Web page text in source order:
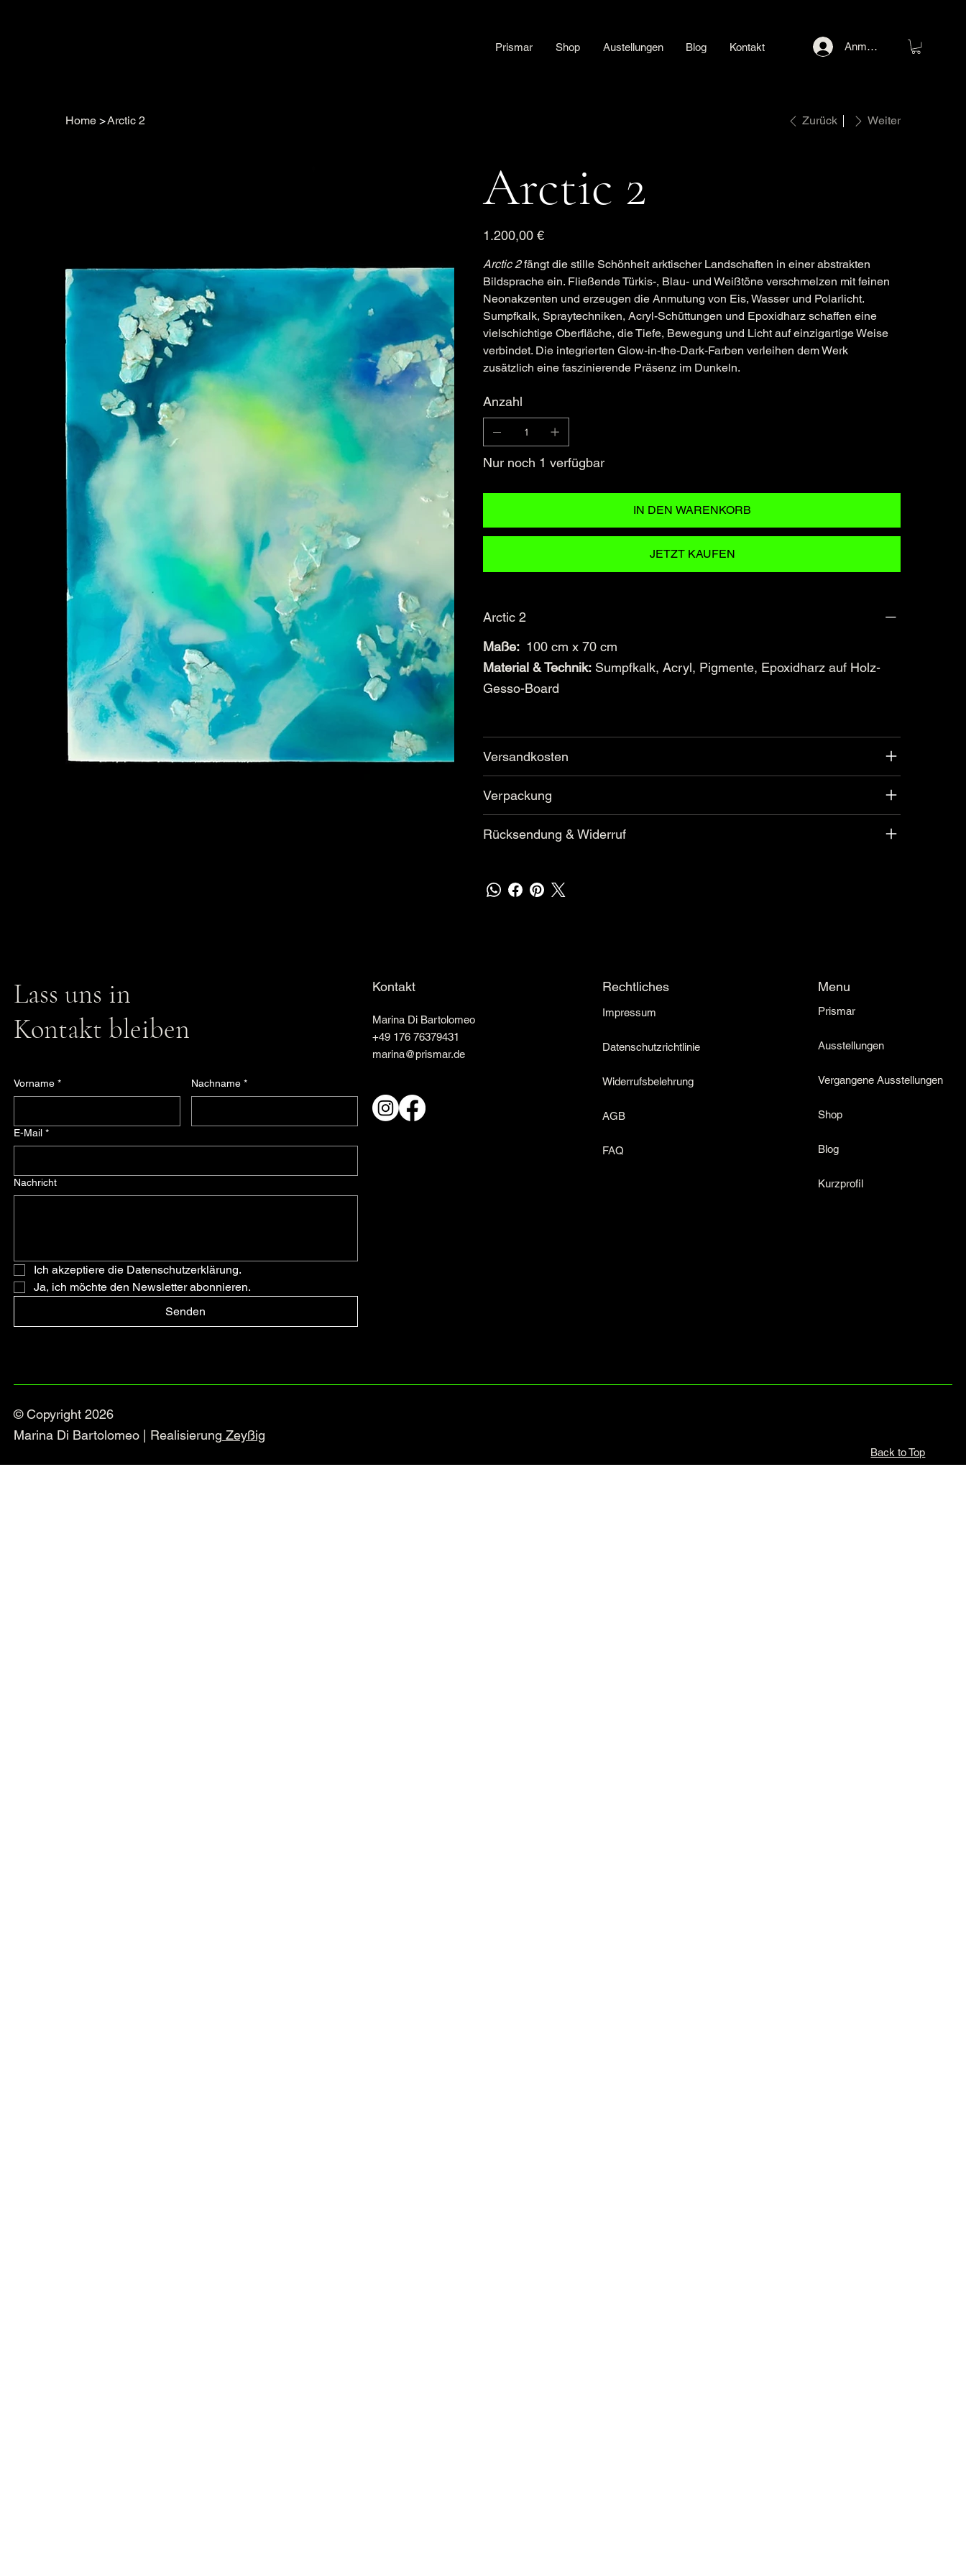
Prismar Shop Austellungen Blog Kontakt Anmelden
Home >Arctic 2 Zurück Weiter
Arctic 2
1.200,00 €
Arctic 2fängt die stille Schönheit arktischer Landschaften in einer abstrakten
Bildsprache ein. Fließende Türkis-, Blau- und Weißtöne verschmelzen mit feinen
Neonakzenten und erzeugen die Anmutung von Eis, Wasser und Polarlicht.
Sumpfkalk, Spraytechniken, Acryl-Schüttungen und Epoxidharz schaffen eine
vielschichtige Oberfläche, die Tiefe, Bewegung und Licht auf einzigartige Weise
verbindet. Die integrierten Glow-in-the-Dark-Farben verleihen dem Werk
zusätzlich eine faszinierende Präsenz im Dunkeln.
Anzahl
Nur noch 1 verfügbar
IN DEN WARENKORB
JETZT KAUFEN
Arctic 2
Maße: 100 cm x 70 cm
Material & Technik: Sumpfkalk, Acryl, Pigmente, Epoxidharz auf Holz-
Gesso-Board
Versandkosten
Verpackung
Rücksendung & Widerruf
Lass uns in
Kontakt bleiben
Vorname * Nachname *
E-Mail *
Nachricht
Ich akzeptiere die Datenschutzerklärung.
Ja, ich möchte den Newsletter abonnieren.
Senden
Kontakt
Marina Di Bartolomeo
+49 176 76379431
marina@prismar.de
Rechtliches
Impressum
Datenschutzrichtlinie
Widerrufsbelehrung
AGB
FAQ
Menu
Prismar
Ausstellungen
Vergangene Ausstellungen
Shop
Blog
Kurzprofil
© Copyright 2026
Marina Di Bartolomeo | Realisierung Zeyßig
Back to Top